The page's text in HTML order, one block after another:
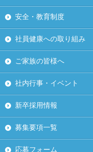
安全・教育制度
社員健康への取り組み
ご家族の皆様へ
社内行事・イベント
新卒採用情報
募集要項一覧
応募フォーム